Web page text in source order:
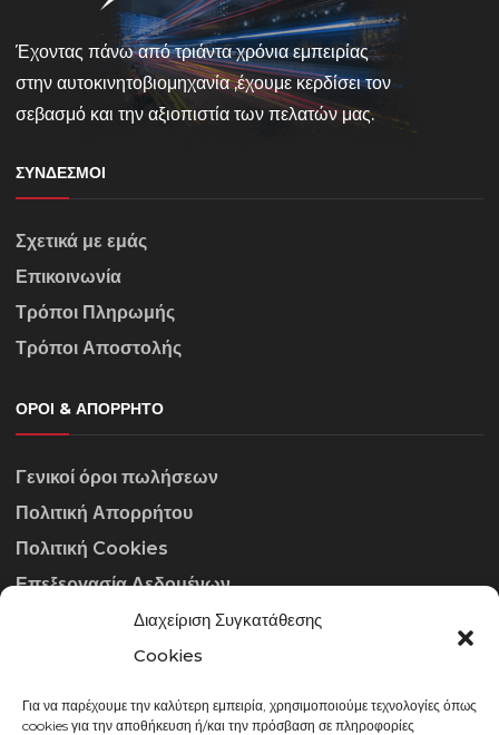
Διαχείριση Συγκατάθεσης
Cookies
Για να παρέχουμε την καλύτερη εμπειρία, χρησιμοποιούμε τεχνολογίες όπως
cookies για την αποθήκευση ή/και την πρόσβαση σε πληροφορίες
Έχοντας πάνω από τριάντα χρόνια εμπειρίας
στην αυτοκινητοβιομηχανία ,έχουμε κερδίσει τον
σεβασμό και την αξιοπιστία των πελατών μας.
ΣΎΝΔΕΣΜΟΙ
Σχετικά με εμάς
Επικοινωνία
Τρόποι Πληρωμής
Τρόποι Αποστολής
ΌΡΟΙ & ΑΠΌΡΡΗΤΟ
Γενικοί όροι πωλήσεων
Πολιτική Απορρήτου
Πολιτική Cookies
Επεξεργασία Δεδομένων
ΣΤΟΙΧΕΊΑ ΕΠΙΚΟΙΝΩΝΊΑΣ
info@gowithraw.gr